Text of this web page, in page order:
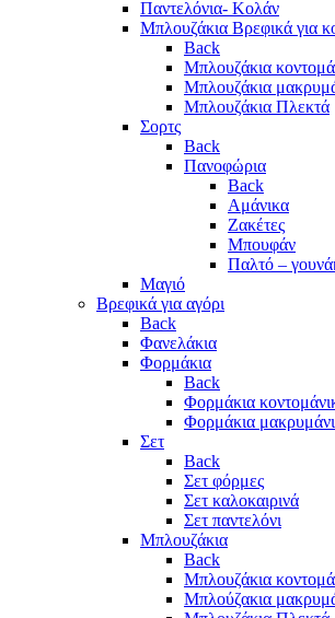
Παντελόνια- Κολάν
Μπλουζάκια Βρεφικά για
Back
Μπλουζάκια
Μπλουζάκια
Μπλουζάκια Πλεκτά
Σορτς
Back
Πανοφώρια
Back
Αμάνικα
Ζακέτες
Μπουφάν
Παλτό –
Μαγιό
Βρεφικά για αγόρι
Back
Φανελάκια
Φορμάκια
Back
Φορμάκια
Φορμάκια
Σετ
Back
Σετ φόρμες
Σετ καλοκαιρινά
Σετ παντελόνι
Μπλουζάκια
Back
Μπλουζάκια
Μπλούζακια